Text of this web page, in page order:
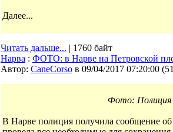
Далее...
Читать дальше... | 1760 байт
Нарва : ФОТО: в Нарве на Петровской
Автор: CaneCorso в 09/04/2017 07:20:00 (
Фото: Полиция
В Нарве полиция получила сообщение